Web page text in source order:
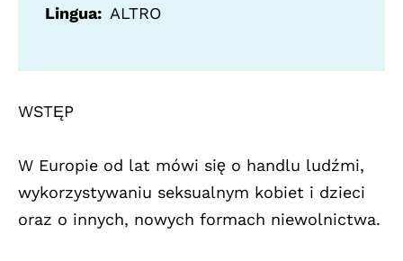
Lingua ALTRO
WSTĘP
W Europie od lat mówi się o handlu ludźmi,
wykorzystywaniu seksualnym kobiet i dzieci
oraz o innych, nowych formach niewolnictwa.